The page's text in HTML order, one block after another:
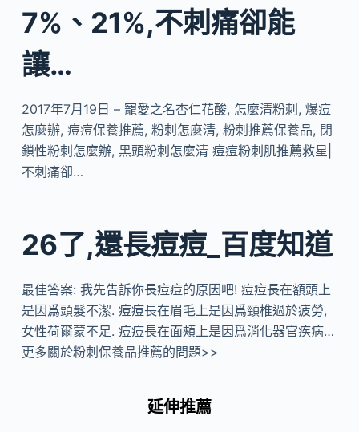
7%、21%,不刺痛卻能
讓…
2017年7月19日 – 寵愛之名杏仁花酸, 怎麼清粉刺, 爆痘
怎麼辦, 痘痘保養推薦, 粉刺怎麼清, 粉刺推薦保養品, 閉
鎖性粉刺怎麼辦, 黑頭粉刺怎麼清 痘痘粉刺肌推薦救星|
不刺痛卻…
26了,還長痘痘_百度知道
最佳答案: 我先告訴你長痘痘的原因吧! 痘痘長在額頭上
是因爲頭髮不潔. 痘痘長在眉毛上是因爲頸椎過於疲勞,
女性荷爾蒙不足. 痘痘長在面頰上是因爲消化器官疾病…
更多關於粉刺保養品推薦的問題>>
延伸推薦